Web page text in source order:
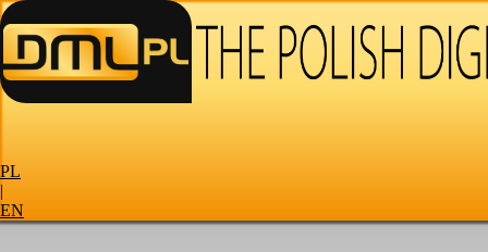
PL
|
EN